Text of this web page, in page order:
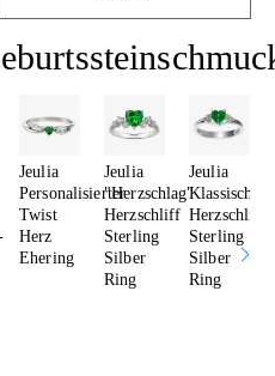
Jeulia
Personalisierter
Twist
Herz
Ehering
Jeulia
"Herzschlag"
Herzschliff
Sterling
Silber
Ring
Jeulia
Klassisch
Herzschliff
Sterling
Silber
Ring